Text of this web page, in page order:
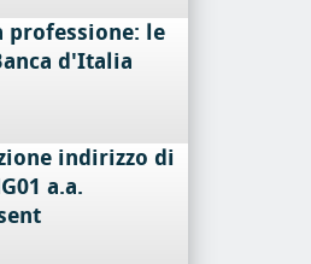
professione: le
d'Italia
indirizzo di
a.a.